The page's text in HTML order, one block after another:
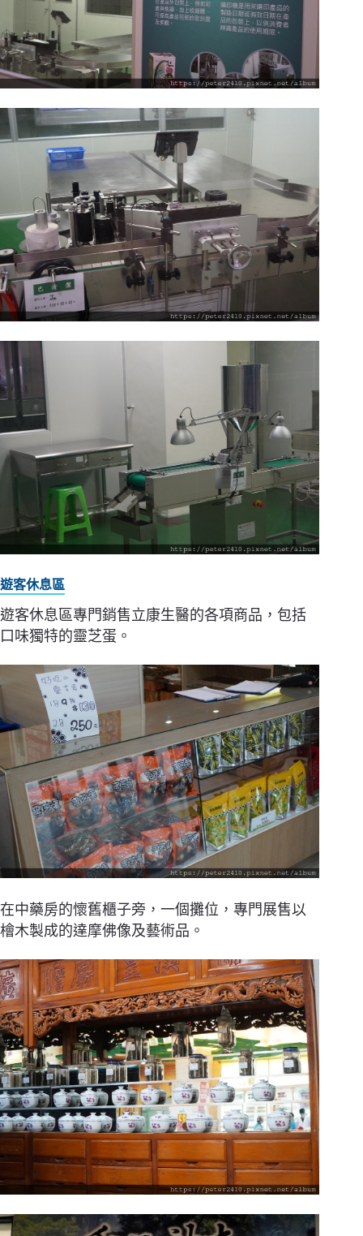
遊客休息區
遊客休息區專門銷售立康生醫的各項商品，包括
口味獨特的靈芝蛋。
在中藥房的懷舊櫃子旁，一個攤位，專門展售以
檜木製成的達摩佛像及藝術品。